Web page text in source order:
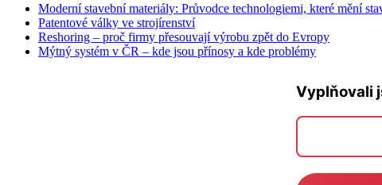
Moderní stavební materiály: Průvodce technologiemi, které mění
Patentové války ve strojírenství
Reshoring – proč firmy přesouvají výrobu zpět do Evropy
Mýtný systém v ČR – kde jsou přínosy a kde problémy
Vyplňovali